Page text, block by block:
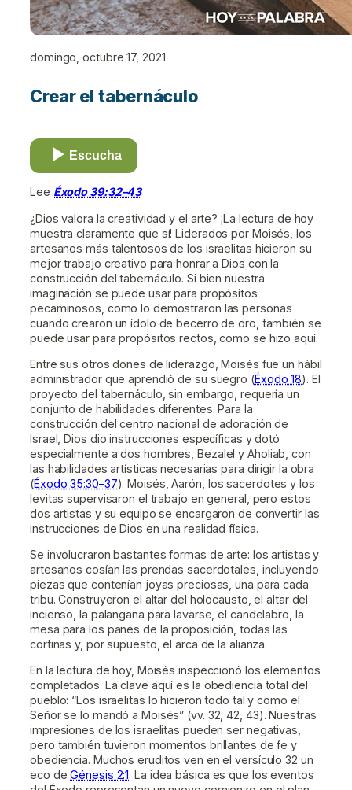
domingo, octubre 17, 2021
Crear el tabernáculo
Escucha
Lee Éxodo 39:32–43
¿Dios valora la creatividad y el arte? ¡La lectura de hoy
muestra claramente que sí! Liderados por Moisés, los
artesanos más talentosos de los israelitas hicieron su
mejor trabajo creativo para honrar a Dios con la
construcción del tabernáculo. Si bien nuestra
imaginación se puede usar para propósitos
pecaminosos, como lo demostraron las personas
cuando crearon un ídolo de becerro de oro, también se
puede usar para propósitos rectos, como se hizo aquí.
Entre sus otros dones de liderazgo, Moisés fue un hábil
administrador que aprendió de su suegro (Éxodo 18). El
proyecto del tabernáculo, sin embargo, requería un
conjunto de habilidades diferentes. Para la
construcción del centro nacional de adoración de
Israel, Dios dio instrucciones específicas y dotó
especialmente a dos hombres, Bezalel y Aholiab, con
las habilidades artísticas necesarias para dirigir la obra
(Éxodo 35:30–37). Moisés, Aarón, los sacerdotes y los
levitas supervisaron el trabajo en general, pero estos
dos artistas y su equipo se encargaron de convertir las
instrucciones de Dios en una realidad física.
Se involucraron bastantes formas de arte: los artistas y
artesanos cosían las prendas sacerdotales, incluyendo
piezas que contenían joyas preciosas, una para cada
tribu. Construyeron el altar del holocausto, el altar del
incienso, la palangana para lavarse, el candelabro, la
mesa para los panes de la proposición, todas las
cortinas y, por supuesto, el arca de la alianza.
En la lectura de hoy, Moisés inspeccionó los elementos
completados. La clave aquí es la obediencia total del
pueblo: “Los israelitas lo hicieron todo tal y como el
Señor se lo mandó a Moisés” (vv. 32, 42, 43). Nuestras
impresiones de los israelitas pueden ser negativas,
pero también tuvieron momentos brillantes de fe y
obediencia. Muchos eruditos ven en el versículo 32 un
eco deGénesis 2:1. La idea básica es que los eventos